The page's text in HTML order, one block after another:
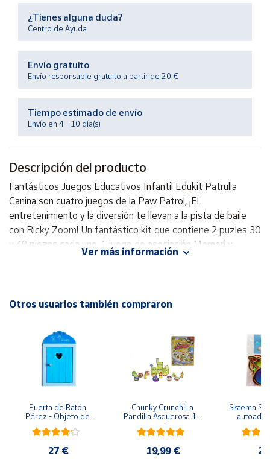
Centro
de ayuda
Vendedores
Mapa de
vendedores
Hazte
vendedor
Área
Cuenta
¿Tienes alguna duda?
Centro de Ayuda
Envío gratuito
Envío responsable gratuito a partir de 20 €
Tiempo estimado de envío
Envío en 4 - 10 día(s)
Descripción del producto
Fantásticos Juegos Educativos Infantil Edukit Patrulla
Canina son cuatro juegos de la Paw Patrol, ¡El
entretenimiento y la diversión te llevan a la pista de baile
con Ricky Zoom! Un fantástico kit que contiene 2 puzles 30
y 48 piezas cada uno, 1 juego de asociación Memori y
y la capacidad de observación. Pásalo en grande junto a los
Porque comprar los Juegos Educativos Infantil Edukit 4 en
1 Patrulla Canina
Fabricante Clementoni.
Desarrolla la memoria y las habilidades manuales y de
observación.
Edad 3 a 5 años.
2 Puzles de 24 x17 cm. 30 piezas y 48 piezas.
Juego memori de 48 piezas.
1 juego de rompecabezas Cubo de 6 piezas 12 x 8 cm.
Ver más información
Otros usuarios también compraron
Puerta de Ratón
Pérez - Objeto de
madera
27 €
Chunky Crunch La
Pandilla Asquerosa 16
piezas
19,99 €
Sistema